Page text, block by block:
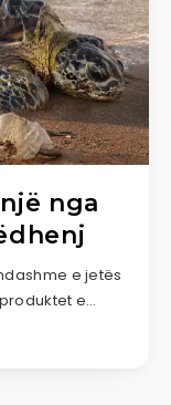
nga
e jetës
e…